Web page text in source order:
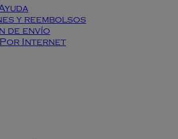
y reembolsos
de envío
Internet